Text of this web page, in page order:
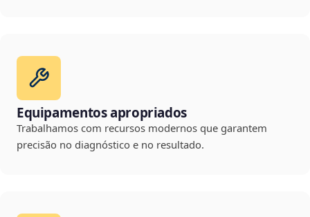
Equipamentos apropriados
Trabalhamos com recursos modernos que garantem
precisão no diagnóstico e no resultado.